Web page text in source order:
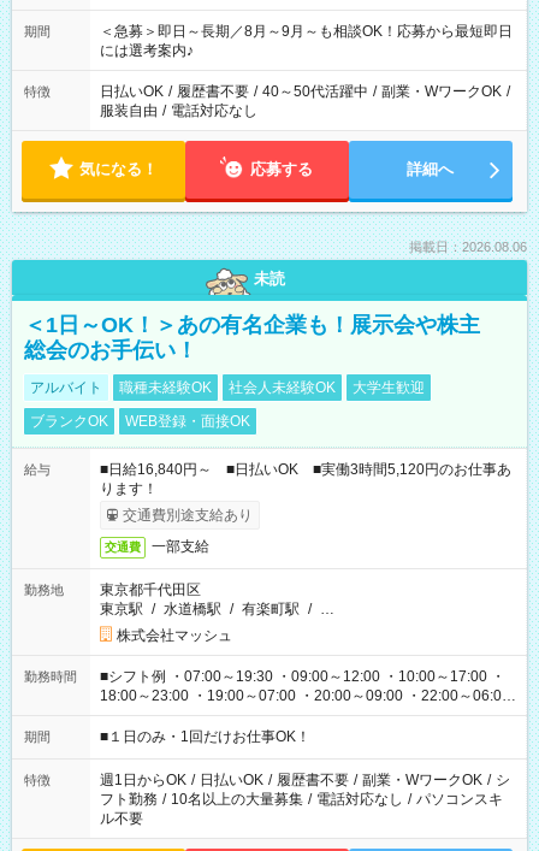
ば前職が、 在宅/財団法人/事務/コールセンター/受付/販売/カフェ
スタッフ スイーツ販売/ホテルフロント/化粧品販売/など 様々な
業界から入社して活躍されています♪
期間
＜急募＞即日～長期／8月～9月～も相談OK！応募から最短即日
には選考案内♪
特徴 日払いOK / 履歴書不要 / 40～50代活躍中 / 副業・WワークOK /
服装自由 / 電話対応なし
気になる！ 応募する 詳細へ
掲載日：2026.08.06
未読
＜1日～OK！＞あの有名企業も！展示会や株主
総会のお手伝い！
アルバイト 職種未経験OK 社会人未経験OK
大学生歓迎
ブランクOK
WEB登録・面接OK
給与
■日給16,840円～ ■日払いOK ■実働3時間5,120円のお仕事あ
ります！
交通費別途支給あり
交通費 一部支給
勤務地
東京都千代田区
東京駅 / 水道橋駅 / 有楽町駅 / …
株式会社マッシュ
勤務時間
■シフト例 ・07:00～19:30 ・09:00～12:00 ・10:00～17:00 ・
18:00～23:00 ・19:00～07:00 ・20:00～09:00 ・22:00～06:00
etc ★最短で3時間で5,120円のお仕事から 15時間で2万円近く稼
げるお仕事も！ ご希望のお時間に合わせてご紹介！ ※シフトは
ください！
期間 ■１日のみ・1回だけお仕事OK！
特徴 週1日からOK / 日払いOK / 履歴書不要 / 副業・WワークOK / シ
フト勤務 / 10名以上の大量募集 / 電話対応なし / パソコンスキ
ル不要